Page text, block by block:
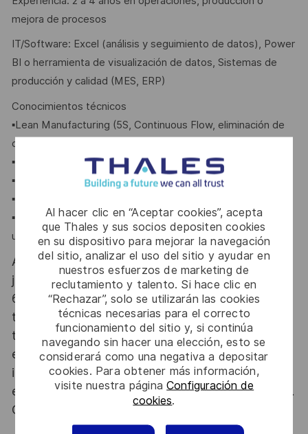
Al hacer clic en “Aceptar cookies”, acepta
que Thales y sus socios depositen cookies
en su dispositivo para mejorar la navegación
del sitio, analizar el uso del sitio y ayudar en
nuestros esfuerzos de marketing de
reclutamiento y talento. Si hace clic en
“Rechazar”, solo se utilizarán las cookies
técnicas necesarias para el correcto
funcionamiento del sitio y, si continúa
navegando sin hacer una elección, esto se
considerará como una negativa a depositar
cookies. Para obtener más información,
visite nuestra páginaConfiguración de
cookies.
mejora de procesos
IT/Software: Excel (análisis y seguimiento de datos), Power
BI o herramienta de visualización de datos, Sistemas de
producción y calidad (MES, ERP)
Conocimientos técnicos
▪Lean Manufacturing (5S, Continuous Flow, eliminación de
desperdicio)
▪Análisis de productividad y pérdidas operativas
▪Ejecución de mejoras en piso (Gemba, Kaizen)
▪Interpretación de indicadores (Yield, scrap, productividad)
▪Uso de herramientas de seguimiento de acciones (InCIght
u otros
At Thales we provide CAREERS and not only
jobs. With Thales employing 80,000 employees in
68 countries our mobility policy enables
thousands of employees each year to develop
their careers at home and abroad, in their
existing areas of expertise or by branching out
into new fields. Together we believe that
embracing flexibility is a smarter way of working.
Great journeys start here, apply now!